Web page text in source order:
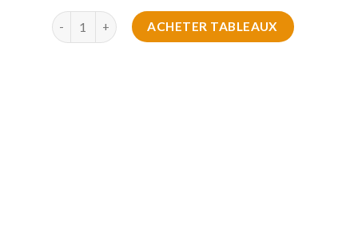
quantité de Tableau modern et Artistiques
ACHETER TABLEAUX